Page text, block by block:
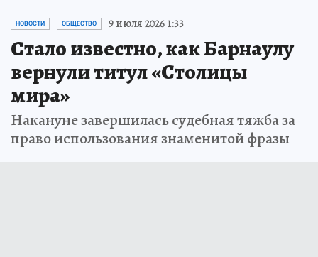
НОВОСТИ ОБЩЕСТВО 9 июля 2026 1:33
Стало известно, как Барнаулу
вернули титул «Столицы
мира»
Накануне завершилась судебная тяжба за
право использования знаменитой фразы